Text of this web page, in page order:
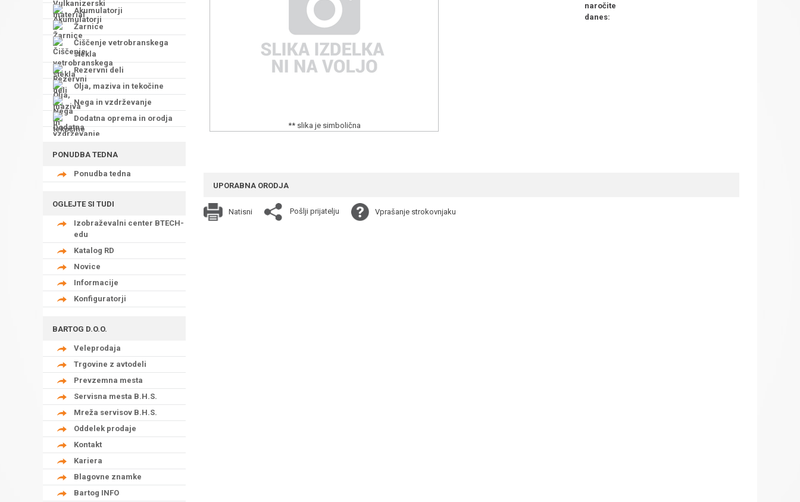
Akumulatorji
Žarnice
Čiščenje vetrobranskega
stekla
Rezervni deli
Olja, maziva in tekočine
Nega in vzdrževanje
Dodatna oprema in orodja
PONUDBA TEDNA
Ponudba tedna
OGLEJTE SI TUDI
Izobraževalni center BTECH-
edu
Katalog RD
Novice
Informacije
Konfiguratorji
BARTOG D.O.O.
Veleprodaja
Trgovine z avtodeli
Prevzemna mesta
Servisna mesta B.H.S.
Mreža servisov B.H.S.
Oddelek prodaje
Kontakt
Kariera
Blagovne znamke
Bartog INFO
** slika je simbolična
naročite
danes:
UPORABNA ORODJA
Natisni Pošlji prijatelju Vprašanje strokovnjaku